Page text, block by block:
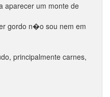
um monte de
gordo n�o sou nem em
principalmente carnes,